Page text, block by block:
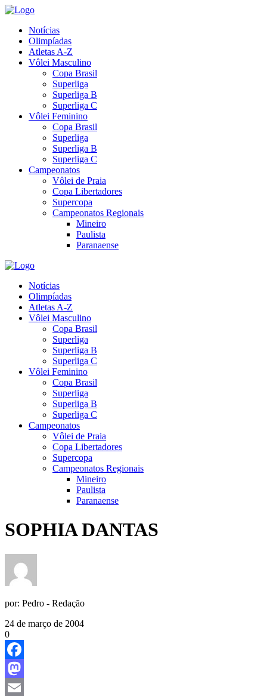
Notícias
Olimpíadas
Atletas A-Z
Vôlei Masculino
Copa Brasil
Superliga
Superliga B
Superliga C
Vôlei Feminino
Copa Brasil
Superliga
Superliga B
Superliga C
Campeonatos
Vôlei de Praia
Copa Libertadores
Supercopa
Campeonatos Regionais
Mineiro
Paulista
Paranaense
Notícias
Olimpíadas
Atletas A-Z
Vôlei Masculino
Copa Brasil
Superliga
Superliga B
Superliga C
Vôlei Feminino
Copa Brasil
Superliga
Superliga B
Superliga C
Campeonatos
Vôlei de Praia
Copa Libertadores
Supercopa
Campeonatos Regionais
Mineiro
Paulista
Paranaense
SOPHIA DANTAS
por: Pedro - Redação
24 de março de 2004
0
Facebook
Mastodon